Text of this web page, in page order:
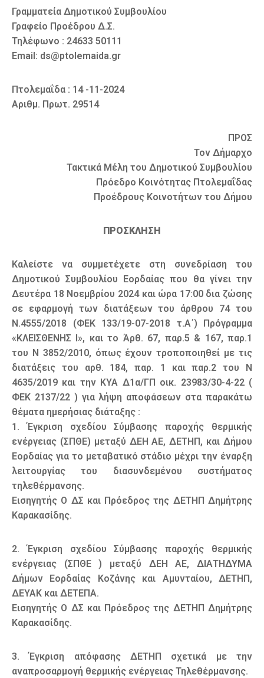
Γραμματεία Δημοτικού Συμβουλίου
Γραφείο Προέδρου Δ.Σ.
Τηλέφωνο : 24633 50111
Email: ds@ptolemaida.gr
Πτολεμαΐδα : 14 -11-2024
Αριθμ. Πρωτ. 29514
ΠΡΟΣ
Τον Δήμαρχο
Τακτικά Μέλη του Δημοτικού Συμβουλίου
Πρόεδρο Κοινότητας Πτολεμαΐδας
Προέδρους Κοινοτήτων του Δήμου
ΠΡΟΣΚΛΗΣΗ
Καλείστε να συμμετέχετε στη συνεδρίαση του
Δημοτικού Συμβουλίου Εορδαίας που θα γίνει την
Δευτέρα 18 Νοεμβρίου 2024 και ώρα 17:00 δια ζώσης
σε εφαρμογή των διατάξεων του άρθρου 74 του
Ν.4555/2018 (ΦΕΚ 133/19-07-2018 τ.Α΄) Πρόγραμμα
«ΚΛΕΙΣΘΕΝΗΣ Ι», και το Άρθ. 67, παρ.5 & 167, παρ.1
του Ν 3852/2010, όπως έχουν τροποποιηθεί με τις
διατάξεις του αρθ. 184, παρ. 1 και παρ.2 του Ν
4635/2019 και την ΚΥΑ Δ1α/ΓΠ οικ. 23983/30-4-22 (
ΦΕΚ 2137/22 ) για λήψη αποφάσεων στα παρακάτω
θέματα ημερήσιας διάταξης :
1. Έγκριση σχεδίου Σύμβασης παροχής θερμικής
ενέργειας (ΣΠΘΕ) μεταξύ ΔΕΗ ΑΕ, ΔΕΤΗΠ, και Δήμου
Εορδαίας για το μεταβατικό στάδιο μέχρι την έναρξη
λειτουργίας του διασυνδεμένου συστήματος
τηλεθέρμανσης.
Εισηγητής Ο ΔΣ και Πρόεδρος της ΔΕΤΗΠ Δημήτρης
Καρακασίδης.
2. Έγκριση σχεδίου Σύμβασης παροχής θερμικής
ενέργειας (ΣΠΘΕ ) μεταξύ ΔΕΗ ΑΕ, ΔΙΑΤΗΔΥΜΑ
Δήμων Εορδαίας Κοζάνης και Αμυνταίου, ΔΕΤΗΠ,
ΔΕΥΑΚ και ΔΕΤΕΠΑ.
Εισηγητής Ο ΔΣ και Πρόεδρος της ΔΕΤΗΠ Δημήτρης
Καρακασίδης.
3. Έγκριση απόφασης ΔΕΤΗΠ σχετικά με την
αναπροσαρμογή θερμικής ενέργειας Τηλεθέρμανσης.